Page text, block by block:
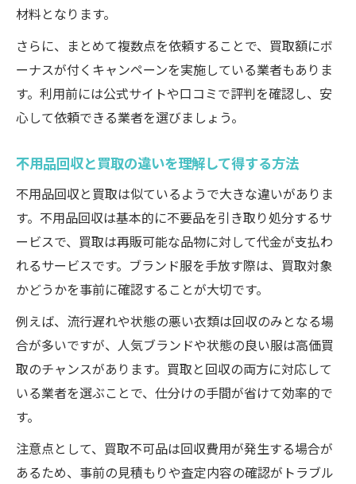
材料となります。
さらに、まとめて複数点を依頼することで、買取額にボ
ーナスが付くキャンペーンを実施している業者もありま
す。利用前には公式サイトや口コミで評判を確認し、安
心して依頼できる業者を選びましょう。
不用品回収と買取の違いを理解して得する方法
不用品回収と買取は似ているようで大きな違いがありま
す。不用品回収は基本的に不要品を引き取り処分するサ
ービスで、買取は再販可能な品物に対して代金が支払わ
れるサービスです。ブランド服を手放す際は、買取対象
かどうかを事前に確認することが大切です。
例えば、流行遅れや状態の悪い衣類は回収のみとなる場
合が多いですが、人気ブランドや状態の良い服は高価買
取のチャンスがあります。買取と回収の両方に対応して
いる業者を選ぶことで、仕分けの手間が省けて効率的で
す。
注意点として、買取不可品は回収費用が発生する場合が
あるため、事前の見積もりや査定内容の確認がトラブル